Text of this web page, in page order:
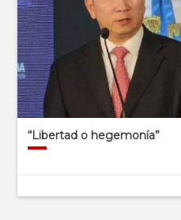
“Libertad o hegemonía”